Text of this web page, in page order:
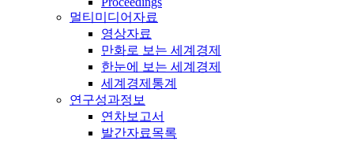
멀티미디어자료
영상자료
만화로 보는 세계경제
한눈에 보는 세계경제
세계경제통계
연구성과정보
연차보고서
발간자료목록